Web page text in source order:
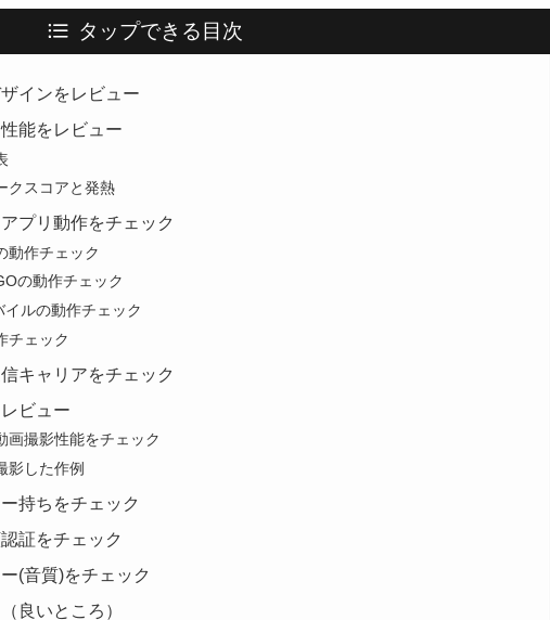
タップできる目次
インをレビュー
能をレビュー
クスコアと発熱
プリ動作をチェック
動作チェック
の動作チェック
ルの動作チェック
チェック
キャリアをチェック
ビュー
画撮影性能をチェック
影した作例
持ちをチェック
証をチェック
(音質)をチェック
良いところ）